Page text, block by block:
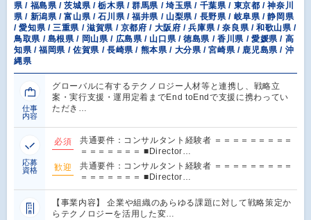
県 / 福島県 / 茨城県 / 栃木県 / 群馬県 / 埼玉県 / 千葉県 / 東京都 / 神奈川
県 / 新潟県 / 富山県 / 石川県 / 福井県 / 山梨県 / 長野県 / 岐阜県 / 静岡県
/ 愛知県 / 三重県 / 滋賀県 / 京都府 / 大阪府 / 兵庫県 / 奈良県 / 和歌山県 /
鳥取県 / 島根県 / 岡山県 / 広島県 / 山口県 / 徳島県 / 香川県 / 愛媛県 / 高
知県 / 福岡県 / 佐賀県 / 長崎県 / 熊本県 / 大分県 / 宮崎県 / 鹿児島県 / 沖
縄県
仕事
内容
グローバルに有するテクノロジー人材等と連携し、戦略立
案・実行支援・運用定着までEnd toEndで支援に携わってい
ただき…
応募
資格
必須
共通要件：コンサルタント経験者 ＝＝＝＝＝＝＝＝＝
＝＝＝＝＝＝＝ ■Director…
歓迎
共通要件：コンサルタント経験者 ＝＝＝＝＝＝＝＝＝
＝＝＝＝＝＝＝ ■Director…
【事業内容】 企業や組織のあらゆる課題に対して戦略策定か
らテクノロジーを活用した変…